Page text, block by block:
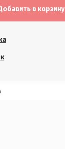
в корзину